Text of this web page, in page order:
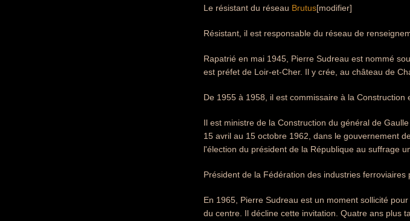
Le résistant du réseau Brutus[modifier]
Résistant, il est responsable du réseau de
Rapatrié en mai 1945, Pierre Sudreau est nommé
est préfet de Loir-et-Cher. Il y crée, au château de
De 1955 à 1958, il est commissaire à la Construction
Il est ministre de la Construction du général de
15 avril au 15 octobre 1962, dans le gouvernement
l'élection du président de la République au suffrage
Président de la Fédération des industries
En 1965, Pierre Sudreau est un moment sollicité
du centre. Il décline cette invitation. Quatre ans plus